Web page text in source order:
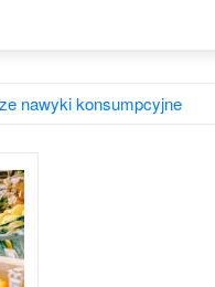
nawyki konsumpcyjne